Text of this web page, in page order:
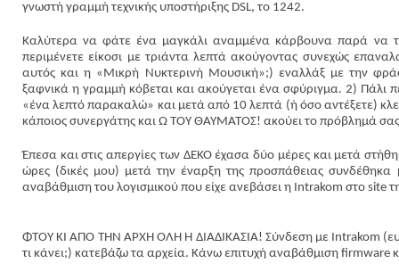
γνωστή γραμμή τεχνικής υποστήριξης DSL, το 1242.
Καλύτερα να φάτε ένα μαγκάλι αναμμένα κάρβουνα παρά να
περιμένετε είκοσι με τριάντα λεπτά ακούγοντας συνεχώς
αυτός και η «Μικρή Νυκτερινή Μουσική»;) εναλλάξ με την
ξαφνικά η γραμμή κόβεται και ακούγεται ένα σφύριγμα. 2) Πάλι
«ένα λεπτό παρακαλώ» και μετά από 10 λεπτά (ή όσο αντέξετε)
κάποιος συνεργάτης και Ω ΤΟΥ ΘΑΥΜΑΤΟΣ! ακούει το πρόβλημά
Έπεσα και στις απεργίες των ΔΕΚΟ έχασα δύο μέρες και μετά
ώρες (δικές μου) μετά την έναρξη της προσπάθειας
αναβάθμιση του λογισμικού που είχε ανεβάσει η Intrakom στο site
ΦΤΟΥ ΚΙ ΑΠΟ ΤΗΝ ΑΡΧΗ ΟΛΗ Η ΔΙΑΔΙΚΑΣΙΑ! Σύνδεση με Intrakom
τι κάνει;) κατεβάζω τα αρχεία. Κάνω επιτυχή αναβάθμιση firmware